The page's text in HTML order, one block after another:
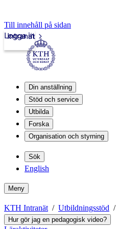
Till innehåll på sidan
Intranät
Logga in
Din anställning
Stöd och service
Utbilda
Forska
Organisation och styrning
Sök
English
Meny
KTH Intranät Utbildningsstöd
Hur gör jag en pedagogisk video?